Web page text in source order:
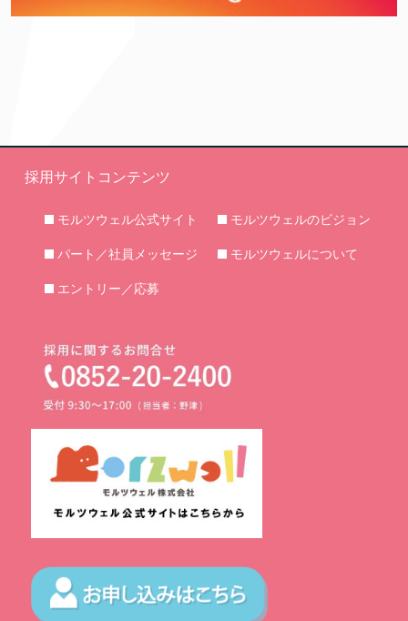
採用サイトコンテンツ
モルツウェル公式サイト モルツウェルのビジョン
パート／社員メッセージ モルツウェルについて
エントリー／応募